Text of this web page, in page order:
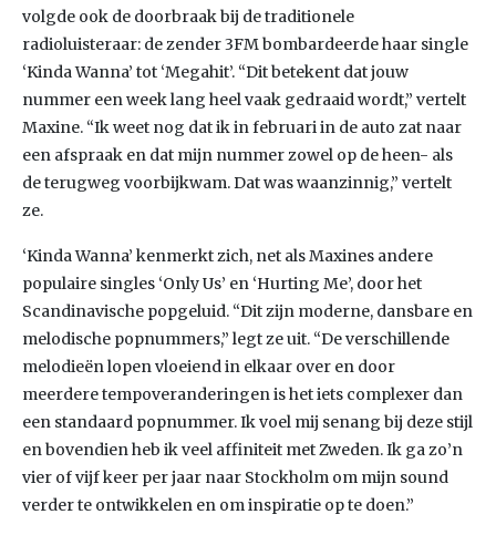
volgde ook de doorbraak bij de traditionele
radioluisteraar: de zender 3FM bombardeerde haar single
‘Kinda Wanna’ tot ‘Megahit’. “Dit betekent dat jouw
nummer een week lang heel vaak gedraaid wordt,” vertelt
Maxine. “Ik weet nog dat ik in februari in de auto zat naar
een afspraak en dat mijn nummer zowel op de heen- als
de terugweg voorbijkwam. Dat was waanzinnig,” vertelt
ze.
‘Kinda Wanna’ kenmerkt zich, net als Maxines andere
populaire singles ‘Only Us’ en ‘Hurting Me’, door het
Scandinavische popgeluid. “Dit zijn moderne, dansbare en
melodische popnummers,” legt ze uit. “De verschillende
melodieën lopen vloeiend in elkaar over en door
meerdere tempoveranderingen is het iets complexer dan
een standaard popnummer. Ik voel mij senang bij deze stijl
en bovendien heb ik veel affiniteit met Zweden. Ik ga zo’n
vier of vijf keer per jaar naar Stockholm om mijn sound
verder te ontwikkelen en om inspiratie op te doen.”